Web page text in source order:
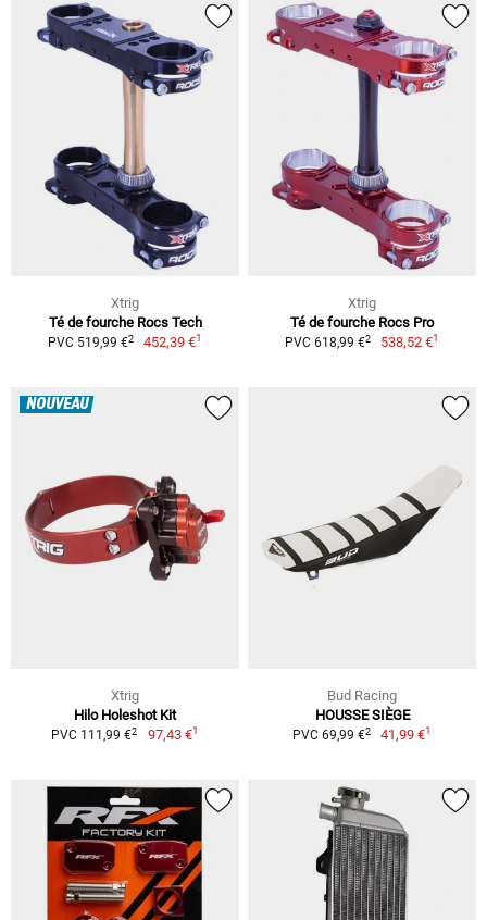
Xtrig
Té de fourche Rocs Tech
PVC 519,99 €2 452,39 €1
Xtrig
Té de fourche Rocs Pro
PVC 618,99 €2 538,52 €1
NOUVEAU
Xtrig
Hilo Holeshot Kit
PVC 111,99 €2 97,43 €1
Bud Racing
HOUSSE SIÈGE
PVC 69,99 €2 41,99 €1